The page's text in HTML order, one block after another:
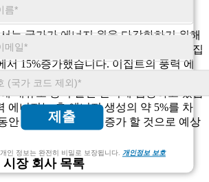
제출
인 정보는 완전히 비밀로 보장됩니다. 개인정보 보호
는 국가가 에너지 원을 다각화하기 위해
니다. 풍력 에너지 프로젝트는 특히 이집
서 15%증가했습니다. 이집트의 풍력 에
증가한 반면 모로코는 재생 에너지
대규모 풍력 발전 단지에 집중하고 있습
에너지는 총 에너지 생성의 약 5%를 차
안 증가하는 투자가 증가 할 것으로 예상
장 회사 목록